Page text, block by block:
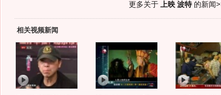
更多关于
上映 波特的新闻
相关视频新闻